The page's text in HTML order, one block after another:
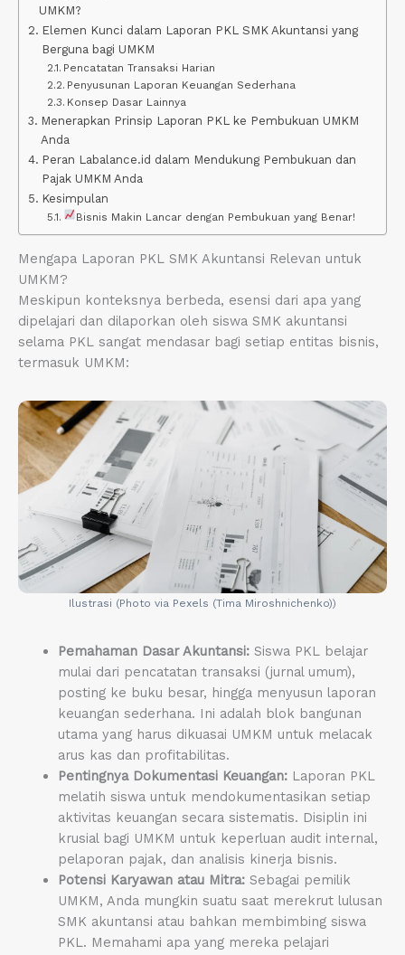
UMKM?
Elemen Kunci dalam Laporan PKL SMK Akuntansi yang
Berguna bagi UMKM
Pencatatan Transaksi Harian
Penyusunan Laporan Keuangan Sederhana
Konsep Dasar Lainnya
Menerapkan Prinsip Laporan PKL ke Pembukuan UMKM
Anda
Peran Labalance.id dalam Mendukung Pembukuan dan
Pajak UMKM Anda
Kesimpulan
Bisnis Makin Lancar dengan Pembukuan yang Benar!
Mengapa Laporan PKL SMK Akuntansi Relevan untuk
UMKM?
Meskipun konteksnya berbeda, esensi dari apa yang
dipelajari dan dilaporkan oleh siswa SMK akuntansi
selama PKL sangat mendasar bagi setiap entitas bisnis,
termasuk UMKM:
Ilustrasi (Photo via Pexels (Tima Miroshnichenko))
Pemahaman Dasar Akuntansi:Siswa PKL belajar
mulai dari pencatatan transaksi (jurnal umum),
posting ke buku besar, hingga menyusun laporan
keuangan sederhana. Ini adalah blok bangunan
utama yang harus dikuasai UMKM untuk melacak
arus kas dan profitabilitas.
Pentingnya Dokumentasi Keuangan:Laporan PKL
melatih siswa untuk mendokumentasikan setiap
aktivitas keuangan secara sistematis. Disiplin ini
krusial bagi UMKM untuk keperluan audit internal,
pelaporan pajak, dan analisis kinerja bisnis.
Potensi Karyawan atau Mitra:Sebagai pemilik
UMKM, Anda mungkin suatu saat merekrut lulusan
SMK akuntansi atau bahkan membimbing siswa
PKL. Memahami apa yang mereka pelajari